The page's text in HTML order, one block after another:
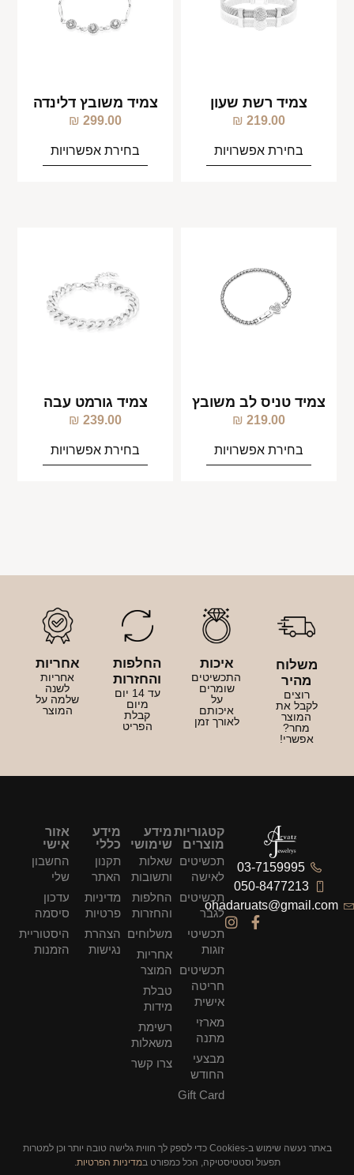
צמיד רשת שעון
219.00
₪
בחירת אפשרויות
צמיד משובץ דלינדה
299.00
₪
בחירת אפשרויות
צמיד טניס לב משובץ
219.00
₪
בחירת אפשרויות
צמיד גורמט עבה
239.00
₪
בחירת אפשרויות
משלוח
מהיר
רוצים
לקבל את
המוצר
מחר?
אפשרי!
איכות
התכשיטים
שומרים
על
איכותם
לאורך זמן
החלפות
והחזרות
עד 14 יום
מיום
קבלת
הפריט
אחריות
אחריות
לשנה
שלמה על
המוצר
03-7159995
050-8477213
ohadaruats@gmail.com
קטגוריות
מוצרים
תכשיטים
לאישה
תכשיטים
לגבר
תכשיטי
זוגות
תכשיטים
חריטה
אישית
מארזי
מתנה
מבצעי
החודש
Gift Card
מידע
שימושי
שאלות
ותשובות
החלפות
והחזרות
משלוחים
אחריות
המוצר
טבלת
מידות
רשימת
משאלות
צרו קשר
מידע
כללי
תקנון
האתר
מדיניות
פרטיות
הצהרת
נגישות
אזור
אישי
החשבון
שלי
עדכון
סיסמה
היסטוריית
הזמנות
באתר נעשה שימוש ב-Cookies כדי לספק לך חווית גלישה טובה יותר וכן למטרות
תפעול וסטטיסטיקה, הכל כמפורט במדיניות הפרטיות